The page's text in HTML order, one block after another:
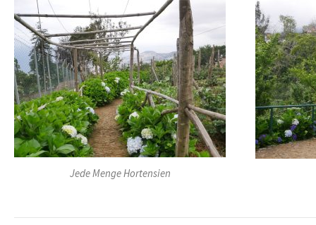
Jede Menge Hortensien